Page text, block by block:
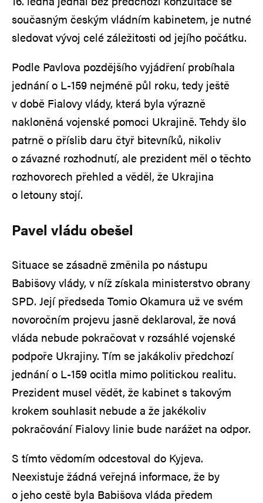
současným českým vládním kabinetem, je nutné
sledovat vývoj celé záležitosti od jejího počátku.
Podle Pavlova pozdějšího vyjádření probíhala
jednání o L‑159 nejméně půl roku, tedy ještě
v době Fialovy vlády, která byla výrazně
nakloněná vojenské pomoci Ukrajině. Tehdy šlo
patrně o příslib daru čtyř bitevníků, nikoliv
o závazné rozhodnutí, ale prezident měl o těchto
rozhovorech přehled a věděl, že Ukrajina
o letouny stojí.
Pavel vládu obešel
Situace se zásadně změnila po nástupu
Babišovy vlády, v níž získala ministerstvo obrany
SPD. Její předseda Tomio Okamura už ve svém
novoročním projevu jasně deklaroval, že nová
vláda nebude pokračovat v rozsáhlé vojenské
podpoře Ukrajiny. Tím se jakákoliv předchozí
jednání o L‑159 ocitla mimo politickou realitu.
Prezident musel vědět, že kabinet s takovým
krokem souhlasit nebude a že jakékoliv
pokračování Fialovy linie bude narážet na odpor.
S tímto vědomím odcestoval do Kyjeva.
Neexistuje žádná veřejná informace, že by
o jeho cestě byla Babišova vláda předem